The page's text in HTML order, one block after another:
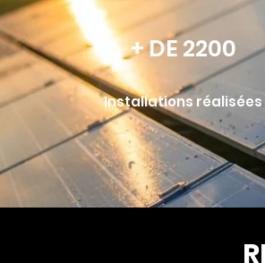
+ DE 2200
Installations réalisées